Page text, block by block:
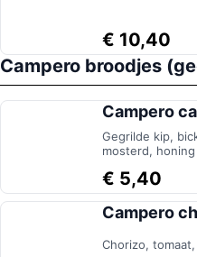
€ 10,40
Campero broodjes
Campero
Gegrilde kip,
mosterd, honing
€ 5,40
Campero
Chorizo,